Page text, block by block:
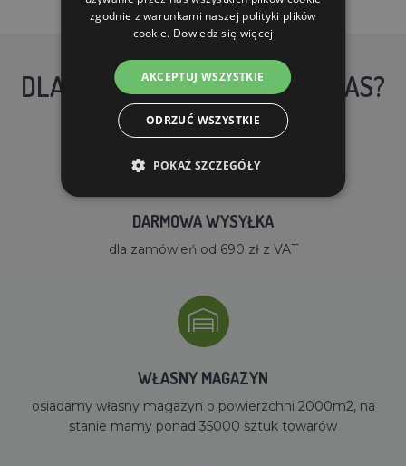
DLACZEGO WARTO KUPIĆ U NAS?
DARMOWA WYSYŁKA
dla zamówień od 690 zł z VAT
WŁASNY MAGAZYN
osiadamy własny magazyn o powierzchni 2000m2, na
stanie mamy ponad 35000 sztuk towarów
zgodnie z warunkami naszej polityki plików
cookie. Dowiedz się więcej
AKCEPTUJ WSZYSTKIE
ODRZUĆ WSZYSTKIE
POKAŻ SZCZEGÓŁY